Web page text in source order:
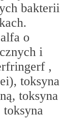
bakterii
o
i
,
toksyna
toksyna